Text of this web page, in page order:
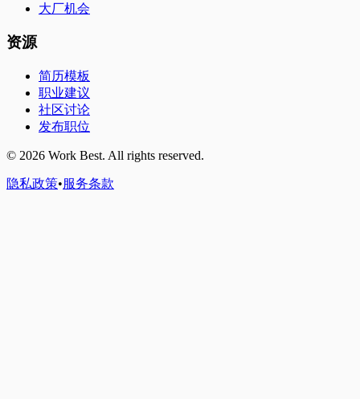
大厂机会
资源
简历模板
职业建议
社区讨论
发布职位
© 2026 Work Best. All rights reserved.
隐私政策•服务条款